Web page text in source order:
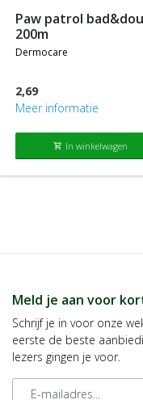
paw patrol bad&douch
200m
dermocare
2,69
Meer informatie
shopping_cart In winkelwagen
Meld je aan voor
Schrijf je in voor onze
eerste de beste
lezers gingen je voor.
E-mailadres